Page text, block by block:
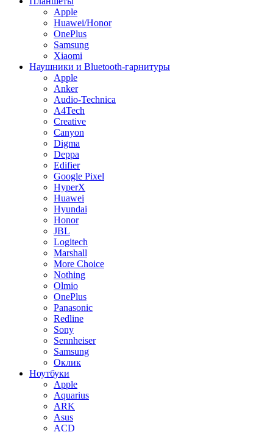
Apple
Huawei/Honor
OnePlus
Samsung
Xiaomi
Наушники и Bluetooth-гарнитуры
Apple
Anker
Audio-Technica
A4Tech
Creative
Canyon
Digma
Deppa
Edifier
Google Pixel
HyperX
Huawei
Hyundai
Honor
JBL
Logitech
Marshall
More Choice
Nothing
Olmio
OnePlus
Panasonic
Redline
Sony
Sennheiser
Samsung
Оклик
Ноутбуки
Apple
Aquarius
ARK
Asus
ACD